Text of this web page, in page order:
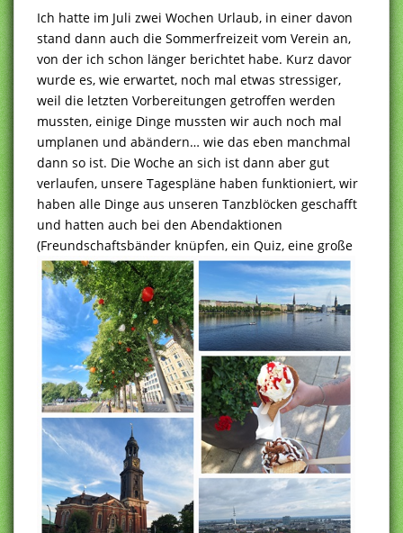
Ich hatte im Juli zwei Wochen Urlaub, in einer davon
stand dann auch die Sommerfreizeit vom Verein an,
von der ich schon länger berichtet habe. Kurz davor
wurde es, wie erwartet, noch mal etwas stressiger,
weil die letzten Vorbereitungen getroffen werden
mussten, einige Dinge mussten wir auch noch mal
umplanen und abändern… wie das eben manchmal
dann so ist. Die Woche an sich ist dann aber gut
verlaufen, unsere Tagespläne haben funktioniert, wir
haben alle Dinge aus unseren Tanzblöcken geschafft
und hatten auch bei den Abendaktionen
(Freundschaftsbänder knüpfen, ein Quiz, eine große